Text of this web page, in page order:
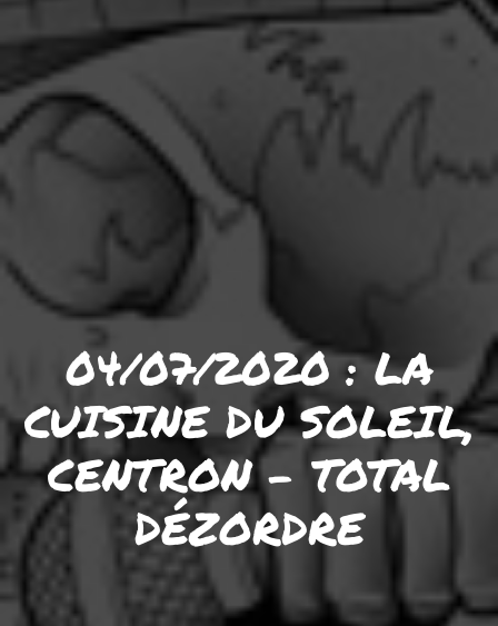
04/07/2020 : LA
CUISINE DU SOLEIL,
CENTRON – TOTAL
DÉZORDRE